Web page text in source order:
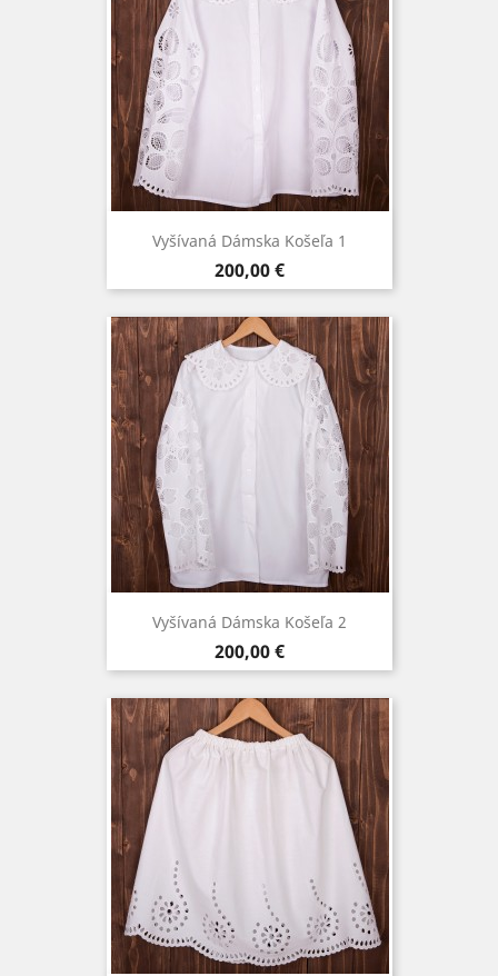
Vyšívaná Dámska Košeľa 1
Cena
200,00 €
Vyšívaná Dámska Košeľa 2
Cena
200,00 €